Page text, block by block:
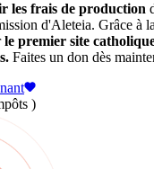
les frais de production
d'Aleteia. Grâce à
le premier site
Faites un don dès
)